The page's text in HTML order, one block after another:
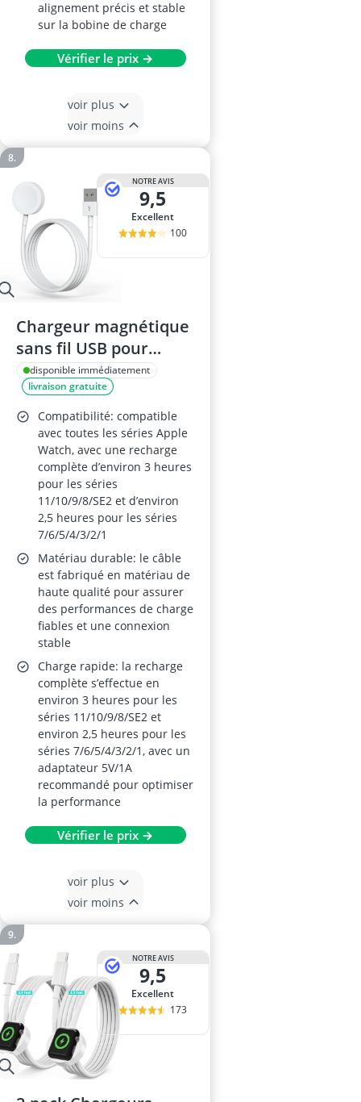
alignement précis et stable
sur la bobine de charge
Vérifier le prix →
voir plus
voir moins
NOTRE AVIS
9,5
Excellent
100
Chargeur magnétique
sans fil USB pour
Apple Watch (1 m) –
Compatible Series 1–
11, SE et Ultra
disponible immédiatement
livraison gratuite
Compatibilité: compatible
avec toutes les séries Apple
Watch, avec une recharge
complète d’environ 3 heures
pour les séries
11/10/9/8/SE2 et d’environ
2,5 heures pour les séries
7/6/5/4/3/2/1
Matériau durable: le câble
est fabriqué en matériau de
haute qualité pour assurer
des performances de charge
fiables et une connexion
stable
Charge rapide: la recharge
complète s’effectue en
environ 3 heures pour les
séries 11/10/9/8/SE2 et
environ 2,5 heures pour les
séries 7/6/5/4/3/2/1, avec un
adaptateur 5V/1A
recommandé pour optimiser
la performance
Vérifier le prix →
voir plus
voir moins
NOTRE AVIS
9,5
Excellent
173